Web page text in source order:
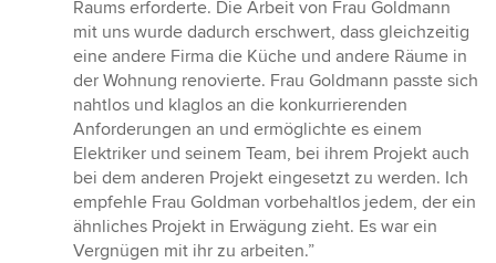
Raums erforderte. Die Arbeit von Frau Goldmann
mit uns wurde dadurch erschwert, dass gleichzeitig
eine andere Firma die Küche und andere Räume in
der Wohnung renovierte. Frau Goldmann passte sich
nahtlos und klaglos an die konkurrierenden
Anforderungen an und ermöglichte es einem
Elektriker und seinem Team, bei ihrem Projekt auch
bei dem anderen Projekt eingesetzt zu werden. Ich
empfehle Frau Goldman vorbehaltlos jedem, der ein
ähnliches Projekt in Erwägung zieht. Es war ein
Vergnügen mit ihr zu arbeiten.”